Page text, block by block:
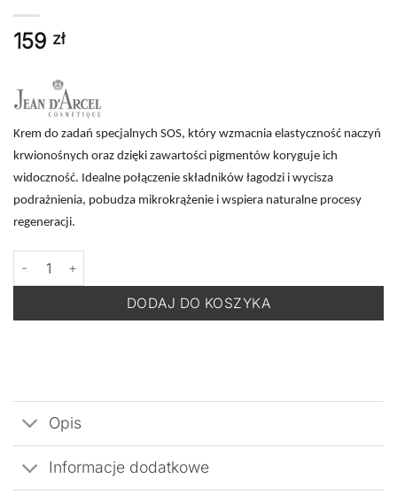
159 zł
Krem do zadań specjalnych SOS, który wzmacnia elastyczność naczyń
krwionośnych oraz dzięki zawartości pigmentów koryguje ich
widoczność. Idealne połączenie składników łagodzi i wycisza
podrażnienia, pobudza mikrokrążenie i wspiera naturalne procesy
regeneracji.
ilość JEAN D'ARCEL Sensitive Creme Couperose - Krem
DODAJ DO KOSZYKA
Opis
Informacje dodatkowe